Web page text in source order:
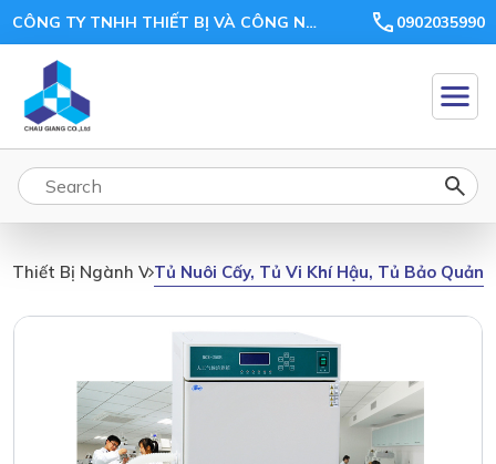
CÔNG TY TNHH THIẾT BỊ VÀ CÔNG NGHỆ CHÂU GIANG 0902035990
Thiết Bị Ngành Vi Sinh, Môi TrườngTủ Nuôi Cấy, Tủ Vi Khí Hậu, Tủ Bảo